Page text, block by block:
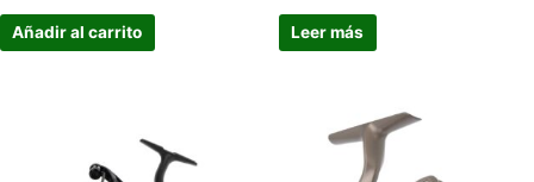
Añadir al carrito Leer más